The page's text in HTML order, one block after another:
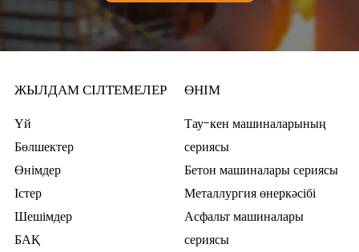
ЖЫЛДАМ СІЛТЕМЕЛЕР
Үй
Бөлшектер
Өнімдер
Істер
Шешімдер
БАҚ
ӨНІМ
Тау-кен машиналарының
сериясы
Бетон машиналары сериясы
Металлургия өнеркәсібі
Асфальт машиналары
сериясы